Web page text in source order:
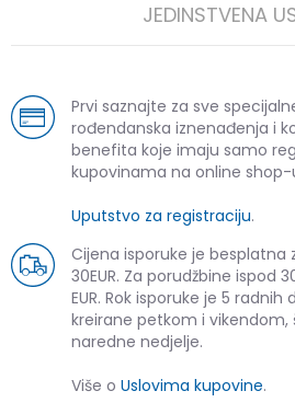
JEDINSTVENA
Prvi saznajte za sve
rođendanska iznenađenja i
benefita koje imaju samo
kupovinama na online shop-
Uputstvo za registraciju.
Cijena isporuke je besplatna
30EUR. Za porudžbine ispod
EUR. Rok isporuke je 5 radnih
kreirane petkom i
naredne nedjelje.
Više o Uslovima kupovine.